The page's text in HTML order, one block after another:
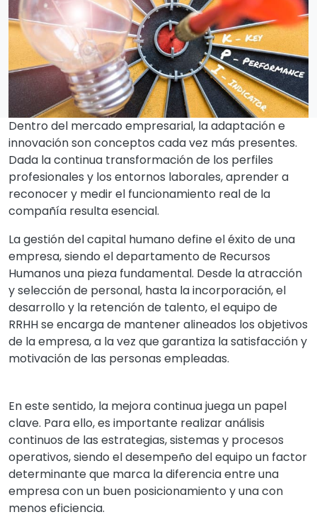
Dentro del mercado empresarial, la adaptación e
innovación son conceptos cada vez más presentes.
Dada la continua transformación de los perfiles
profesionales y los entornos laborales, aprender a
reconocer y medir el funcionamiento real de la
compañía resulta esencial.
La gestión del capital humano define el éxito de una
empresa, siendo el departamento de Recursos
Humanos una pieza fundamental. Desde la atracción
y selección de personal, hasta la incorporación, el
desarrollo y la retención de talento, el equipo de
RRHH se encarga de mantener alineados los objetivos
de la empresa, a la vez que garantiza la satisfacción y
motivación de las personas empleadas.
En este sentido, la mejora continua juega un papel
clave. Para ello, es importante realizar análisis
continuos de las estrategias, sistemas y procesos
operativos, siendo el desempeño del equipo un factor
determinante que marca la diferencia entre una
empresa con un buen posicionamiento y una con
menos eficiencia.